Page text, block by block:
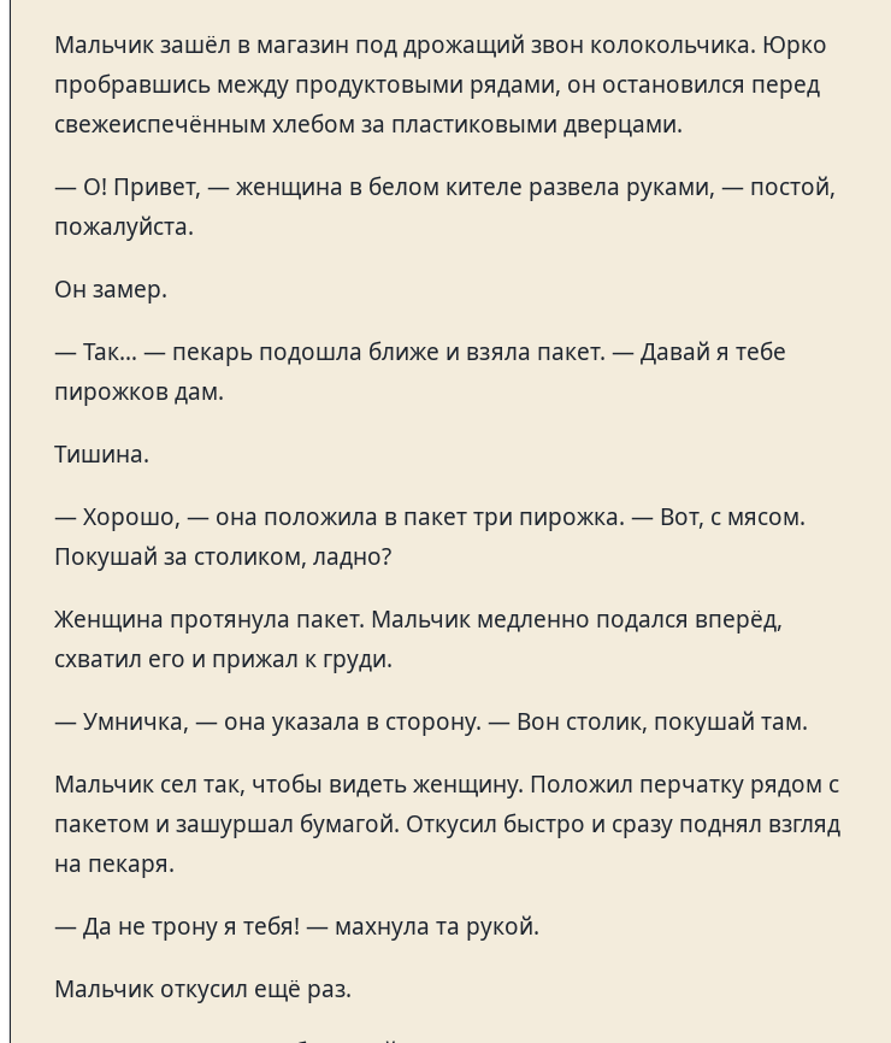
Мальчик зашёл в магазин под дрожащий звон колокольчика. Юрко
пробравшись между продуктовыми рядами, он остановился перед
свежеиспечённым хлебом за пластиковыми дверцами.
— О! Привет, — женщина в белом кителе развела руками, — постой,
пожалуйста.
Он замер.
— Так… — пекарь подошла ближе и взяла пакет. — Давай я тебе
пирожков дам.
Тишина.
— Хорошо, — она положила в пакет три пирожка. — Вот, с мясом.
Покушай за столиком, ладно?
Женщина протянула пакет. Мальчик медленно подался вперёд,
схватил его и прижал к груди.
— Умничка, — она указала в сторону. — Вон столик, покушай там.
Мальчик сел так, чтобы видеть женщину. Положил перчатку рядом с
пакетом и зашуршал бумагой. Откусил быстро и сразу поднял взгляд
на пекаря.
— Да не трону я тебя! — махнула та рукой.
Мальчик откусил ещё раз.